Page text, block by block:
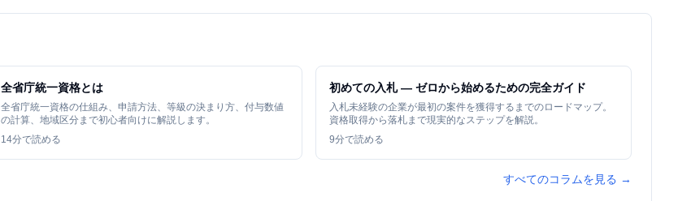
全省庁統一資格とは
全省庁統一資格の仕組み、申請方法、等級の決まり方、付与数値
の計算、地域区分まで初心者向けに解説します。
14分で読める
初めての入札 — ゼロから始めるための完全ガイド
入札未経験の企業が最初の案件を獲得するまでのロードマップ。
資格取得から落札まで現実的なステップを解説。
9分で読める
すべてのコラムを見る →